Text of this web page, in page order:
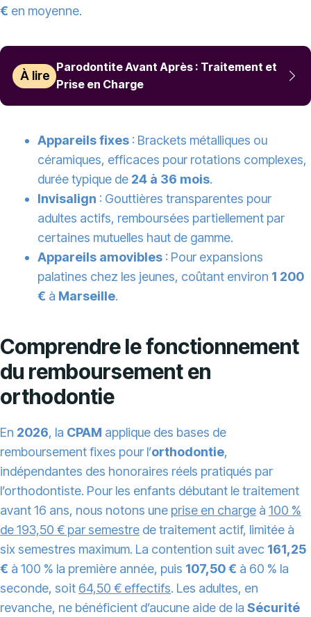
€ en moyenne.
À lire
Parodontite Avant Après : Traitement et
Prise en Charge
Appareils fixes : Brackets métalliques ou
céramiques, efficaces pour rotations complexes,
durée typique de 24 à 36 mois.
Invisalign : Gouttières transparentes pour
adultes actifs, remboursées partiellement par
certaines mutuelles haut de gamme.
Appareils amovibles : Pour expansions
palatines chez les jeunes, coûtant environ 1 200
€ à Marseille.
Comprendre le fonctionnement
du remboursement en
orthodontie
En 2026, la CPAM applique des bases de
remboursement fixes pour l’orthodontie,
indépendantes des honoraires réels pratiqués par
l’orthodontiste. Pour les enfants débutant le traitement
avant 16 ans, nous notons une prise en charge à 100 %
de 193,50 € par semestre de traitement actif, limitée à
six semestres maximum. La contention suit avec 161,25
€ à 100 % la première année, puis 107,50 € à 60 % la
seconde, soit 64,50 € effectifs. Les adultes, en
revanche, ne bénéficient d’aucune aide de la Sécurité